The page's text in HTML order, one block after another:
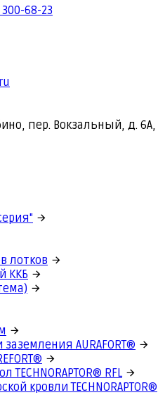
68-23
пер. Вокзальный, д. 6А,
лотков
ККБ
AURAFORT®
RFL
кровли TECHNORAPTOR®